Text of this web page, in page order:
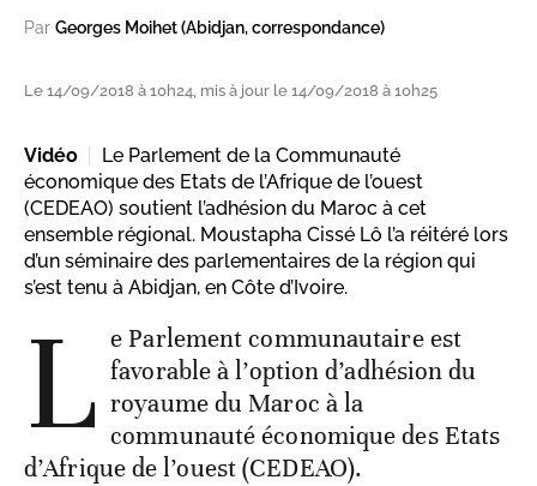
Par Georges Moihet (Abidjan, correspondance)
Le 14/09/2018 à 10h24, mis à jour le 14/09/2018 à 10h25
Vidéo
Le Parlement de la Communauté
économique des Etats de l’Afrique de l’ouest
(CEDEAO) soutient l’adhésion du Maroc à cet
ensemble régional. Moustapha Cissé Lô l’a réitéré lors
d’un séminaire des parlementaires de la région qui
s’est tenu à Abidjan, en Côte d’Ivoire.
L e Parlement communautaire est
favorable à l’option d’adhésion du
royaume du Maroc à la
communauté économique des Etats
d’Afrique de l’ouest (CEDEAO).